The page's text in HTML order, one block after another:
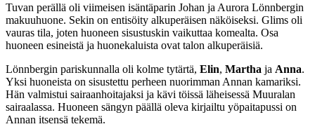
Tuvan perällä oli viimeisen isäntäparin Johan ja Aurora Lönnbergin
makuuhuone. Sekin on entisöity alkuperäisen näköiseksi. Glims oli
vauras tila, joten huoneen sisustuskin vaikuttaa komealta. Osa
huoneen esineistä ja huonekaluista ovat talon alkuperäisiä.
Lönnbergin pariskunnalla oli kolme tytärtä, Elin, Martha ja Anna.
Yksi huoneista on sisustettu perheen nuorimman Annan kamariksi.
Hän valmistui sairaanhoitajaksi ja kävi töissä läheisessä Muuralan
sairaalassa. Huoneen sängyn päällä oleva kirjailtu yöpaitapussi on
Annan itsensä tekemä.